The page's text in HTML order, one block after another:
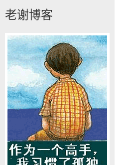
老谢博客